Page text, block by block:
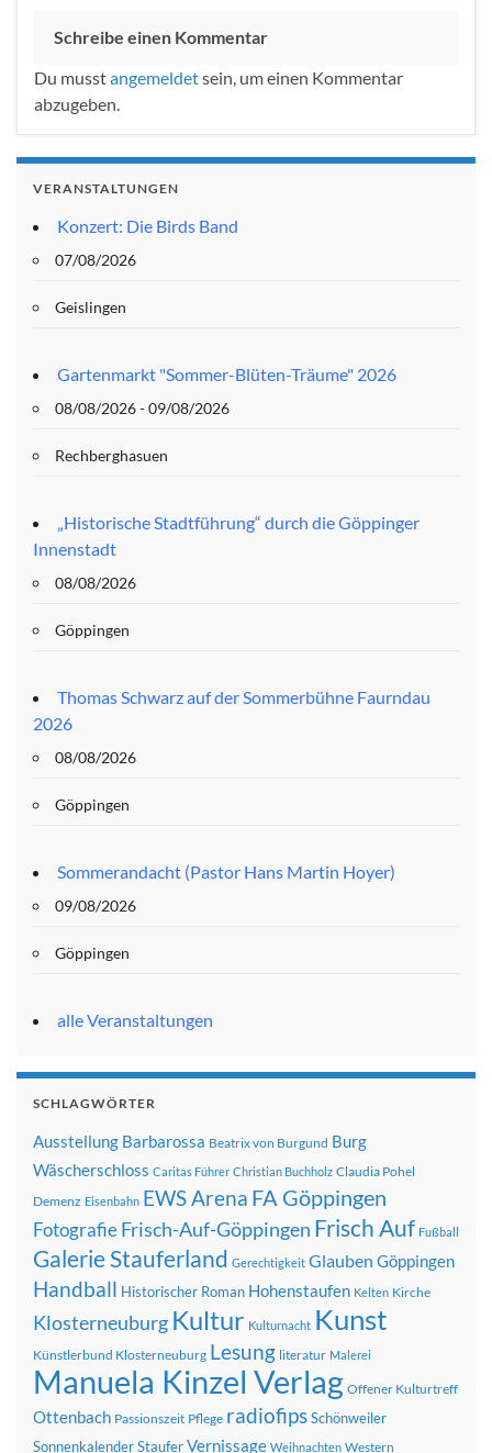
Schreibe einen Kommentar
Du musstangemeldetsein, um einen Kommentar
abzugeben.
VERANSTALTUNGEN
Konzert: Die Birds Band
07/08/2026
Geislingen
Gartenmarkt "Sommer-Blüten-Träume" 2026
08/08/2026 - 09/08/2026
Rechberghasuen
„Historische Stadtführung“ durch die Göppinger
Innenstadt
08/08/2026
Göppingen
Thomas Schwarz auf der Sommerbühne Faurndau
2026
08/08/2026
Göppingen
Sommerandacht (Pastor Hans Martin Hoyer)
09/08/2026
Göppingen
alle Veranstaltungen
SCHLAGWÖRTER
Ausstellung Barbarossa Beatrix von Burgund Burg
Wäscherschloss Caritas Führer Christian Buchholz Claudia Pohel
Demenz Eisenbahn EWS Arena FA Göppingen
FotografieFrisch-Auf-Göppingen Frisch Auf Fußball
Galerie Stauferland Gerechtigkeit Glauben Göppingen
Handball Historischer Roman Hohenstaufen Kelten Kirche
Klosterneuburg Kultur Kulturnacht Kunst
Künstlerbund Klosterneuburg Lesung literatur Malerei
Manuela Kinzel Verlag Offener Kulturtreff
Ottenbach Passionszeit Pflege radiofipsSchönweiler
SonnenkalenderStauferVernissage Weihnachten Western